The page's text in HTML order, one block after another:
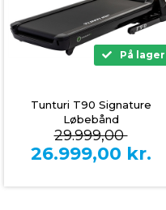
På lager
Tunturi T90 Signature
Løbebånd
29.999,00
26.999,00 kr.